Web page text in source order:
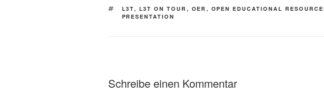
SCHLAGWÖRTER
L3T, L3T ON TOUR , OER , OPEN EDUCATIONAL
PRESENTATION
Schreibe einen Kommentar